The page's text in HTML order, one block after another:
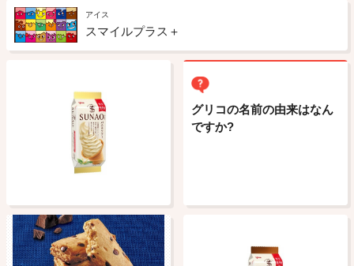
アイス
スマイルプラス＋
グリコの名前の由来はなん
ですか?